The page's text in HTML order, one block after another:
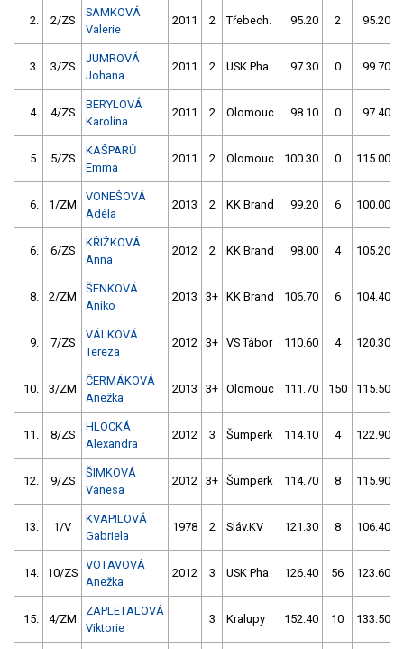
2. 2/ZS
SAMKOVÁ
Valerie
2011 2 Třebech. 95.20 2 95.20
3. 3/ZS
JUMROVÁ
Johana
2011 2 USK Pha 97.30 0 99.70
4. 4/ZS
BERYLOVÁ
Karolína
2011 2 Olomouc 98.10 0 97.40
5. 5/ZS
KAŠPARŮ
Emma
2011 2 Olomouc 100.30 0 115.00
6. 1/ZM
VONEŠOVÁ
Adéla
2013 2 KK Brand 99.20 6 100.00
6. 6/ZS
KŘIŽKOVÁ
Anna
2012 2 KK Brand 98.00 4 105.20
8. 2/ZM
ŠENKOVÁ
Aniko
2013 3+ KK Brand 106.70 6 104.40
9. 7/ZS
VÁLKOVÁ
Tereza
2012 3+ VS Tábor 110.60 4 120.30
10. 3/ZM
ČERMÁKOVÁ
Anežka
2013 3+ Olomouc 111.70 150 115.50
11. 8/ZS
HLOCKÁ
Alexandra
2012 3 Šumperk 114.10 4 122.90
12. 9/ZS
ŠIMKOVÁ
Vanesa
2012 3+ Šumperk 114.70 8 115.90
13. 1/V
KVAPILOVÁ
Gabriela
1978 2 Sláv.KV 121.30 8 106.40
14. 10/ZS
VOTAVOVÁ
Anežka
2012 3 USK Pha 126.40 56 123.60
15. 4/ZM
ZAPLETALOVÁ
Viktorie
3 Kralupy 152.40 10 133.50